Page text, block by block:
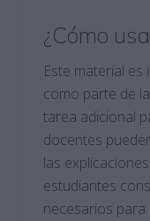
¿Cómo
Este material es
como parte de
tarea adicional
docentes
las
estudiantes
necesarios para